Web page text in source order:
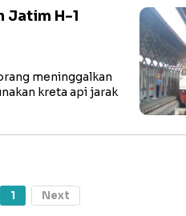
Jatim H-1
meninggalkan
kreta api jarak
1 Next